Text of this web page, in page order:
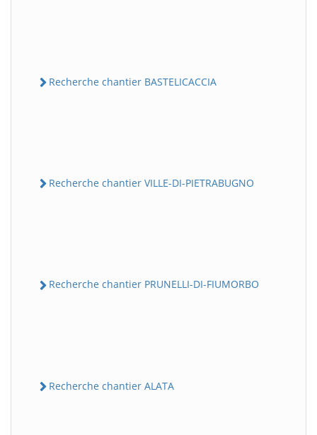
Recherche chantier BASTELICACCIA
Recherche chantier VILLE-DI-PIETRABUGNO
Recherche chantier PRUNELLI-DI-FIUMORBO
Recherche chantier ALATA